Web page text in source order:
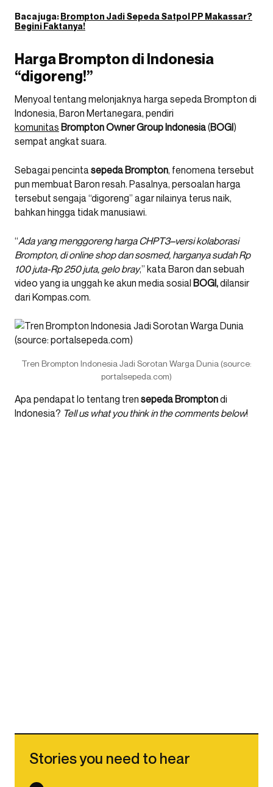
Baca juga:Brompton Jadi Sepeda Satpol PP Makassar?
Begini Faktanya!
Harga Brompton di Indonesia
“digoreng!”
Menyoal tentang melonjaknya harga sepeda Brompton di
Indonesia, Baron Mertanegara, pendiri
komunitas Brompton Owner Group Indonesia(BOGI)
sempat angkat suara.
Sebagai pencintasepeda Brompton, fenomena tersebut
pun membuat Baron resah. Pasalnya, persoalan harga
tersebut sengaja “digoreng” agar nilainya terus naik,
bahkan hingga tidak manusiawi.
“Ada yang menggoreng harga CHPT3–versi kolaborasi
Brompton, di online shop dan sosmed, harganya sudah Rp
100 juta-Rp 250 juta, gelo bray,” kata Baron dan sebuah
video yang ia unggah ke akun media sosial BOGI,dilansir
dari Kompas.com.
Tren Brompton Indonesia Jadi Sorotan Warga Dunia (source:
portalsepeda.com)
Apa pendapat lo tentang tren sepeda Bromptondi
Indonesia? Tell us what you think in the comments below!
Stories you need to hear